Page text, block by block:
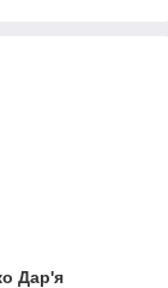
Дар'я